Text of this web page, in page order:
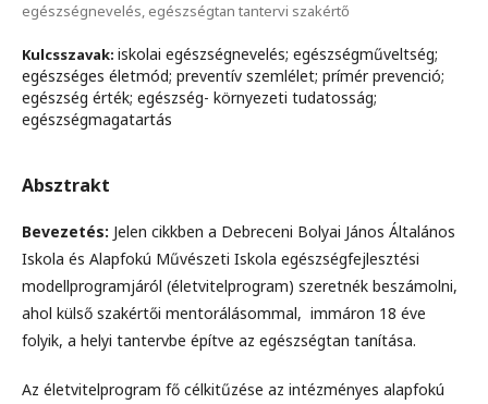
egészségnevelés, egészségtan tantervi szakértő
Kulcsszavak: iskolai egészségnevelés; egészségműveltség;
egészséges életmód; preventív szemlélet; prímér prevenció;
egészség érték; egészség- környezeti tudatosság;
egészségmagatartás
Absztrakt
Bevezetés: Jelen cikkben a Debreceni Bolyai János Általános
Iskola és Alapfokú Művészeti Iskola egészségfejlesztési
modellprogramjáról (életvitelprogram) szeretnék beszámolni,
ahol külső szakértői mentorálásommal, immáron 18 éve
folyik, a helyi tantervbe építve az egészségtan tanítása.
Az életvitelprogram fő célkitűzése az intézményes alapfokú